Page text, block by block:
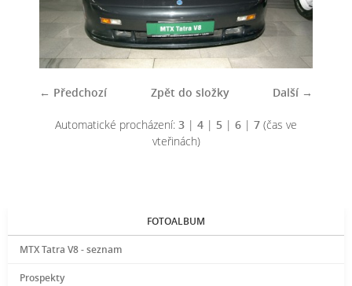
← Předchozí Další →
Zpět do složky
Automatické procházení: 3 | 4 | 5 | 6 | 7 (čas ve
vteřinách)
FOTOALBUM
MTX Tatra V8 - seznam
Prospekty